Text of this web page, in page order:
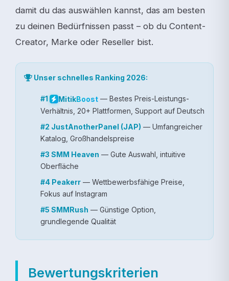
damit du das auswählen kannst, das am besten
zu deinen Bedürfnissen passt – ob du Content-
Creator, Marke oder Reseller bist.
Unser schnelles Ranking 2026:
#1 MitikBoost— Bestes Preis-Leistungs-
Verhältnis, 20+ Plattformen, Support auf Deutsch
#2 JustAnotherPanel (JAP) — Umfangreicher
Katalog, Großhandelspreise
#3 SMM Heaven — Gute Auswahl, intuitive
Oberfläche
#4 Peakerr — Wettbewerbsfähige Preise,
Fokus auf Instagram
#5 SMMRush — Günstige Option,
grundlegende Qualität
Bewertungskriterien